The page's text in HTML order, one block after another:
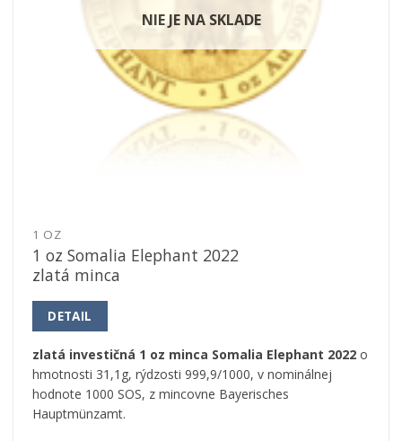
NIE JE NA SKLADE
1 OZ
1 oz Somalia Elephant 2022
zlatá minca
DETAIL
zlatá investičná 1 oz minca Somalia Elephant 2022o
hmotnosti 31,1g, rýdzosti 999,9/1000, v nominálnej
hodnote 1000 SOS, z mincovne Bayerisches
Hauptmünzamt.